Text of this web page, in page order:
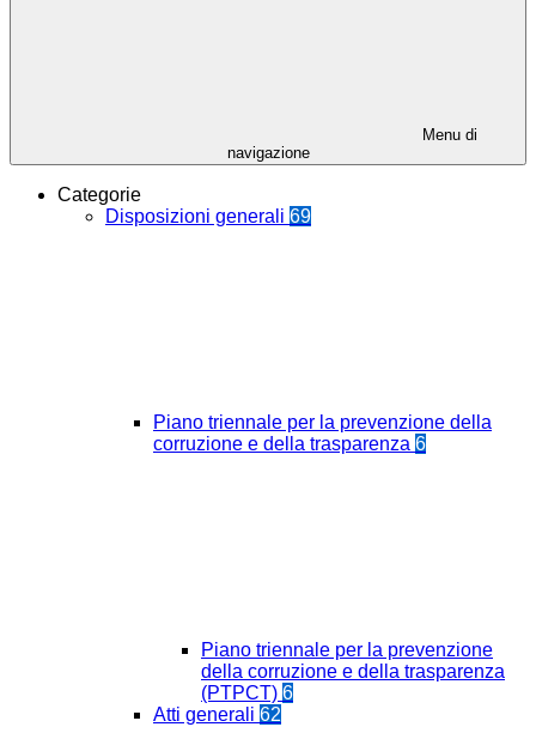
Menu di
navigazione
Categorie
Disposizioni generali 69
Piano triennale per la prevenzione della
corruzione e della trasparenza 6
Piano triennale per la prevenzione
della corruzione e della trasparenza
(PTPCT) 6
Atti generali 62